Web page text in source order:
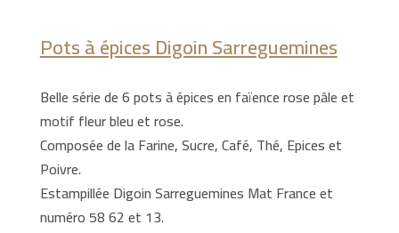
Pots à épices Digoin Sarreguemines
Belle série de 6 pots à épices en faïence rose pâle et
motif fleur bleu et rose.
Composée de la Farine, Sucre, Café, Thé, Epices et
Poivre.
Estampillée Digoin Sarreguemines Mat France et
numéro 58 62 et 13.